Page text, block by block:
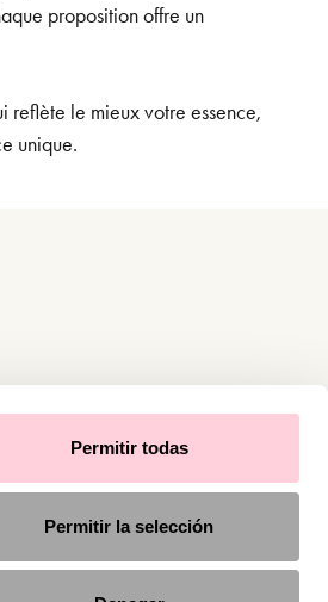
Permitir todas
Permitir la selección
proposition offre un
reflète le mieux votre essence,
unique.